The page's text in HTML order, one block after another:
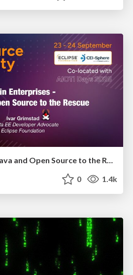
AI in Enterprises - Java and Open Source to the Rescue
0 1.4k